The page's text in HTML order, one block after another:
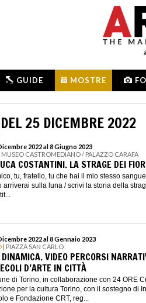
GUIDE MOSTRE
DEL 25 DICEMBRE 2022
2022 al 8 Giugno 2023
| MUSEO CASTROMEDIANO / PALAZZO CARAFA
COSTANTINI. LA STRAGE DEI
tu, fratello, tu che hai il mio stesso
arriverai sulla luna / scrivi la storia della
2022 al 8 Gennaio 2023
| PIAZZA SAN CARLO
VIDEO PERCORSI
D’ARTE IN CITTÀ
di Torino, in collaborazione con 24 ORE
per la cultura Torino, con il sostegno di
e Fondazione CRT, reg...